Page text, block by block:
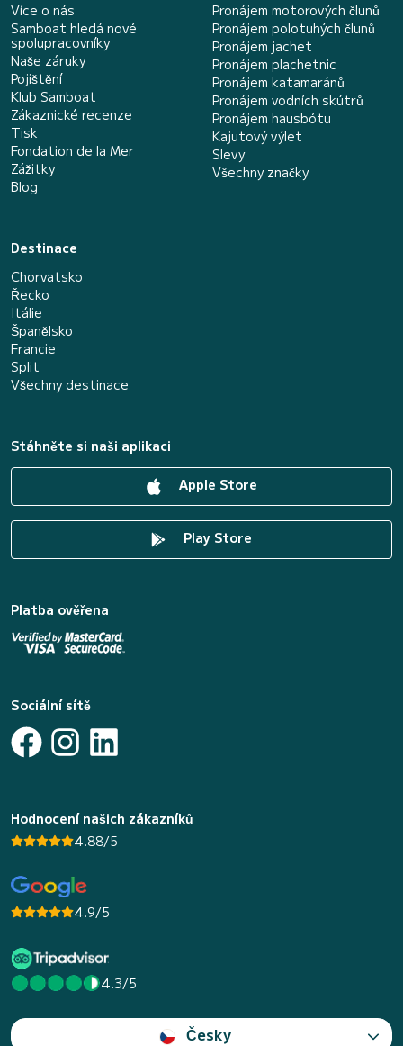
Více o nás
Samboat hledá nové
spolupracovníky
Naše záruky
Pojištění
Klub Samboat
Zákaznické recenze
Tisk
Fondation de la Mer
Zážitky
Blog
Pronájem motorových člunů
Pronájem polotuhých člunů
Pronájem jachet
Pronájem plachetnic
Pronájem katamaránů
Pronájem vodních skútrů
Pronájem hausbótu
Kajutový výlet
Slevy
Všechny značky
Destinace
Chorvatsko
Řecko
Itálie
Španělsko
Francie
Split
Všechny destinace
Stáhněte si naši aplikaci
Apple Store
Play Store
Platba ověřena
Sociální sítě
Hodnocení našich zákazníků
4.88/5
4.9/5
4.3/5
Česky